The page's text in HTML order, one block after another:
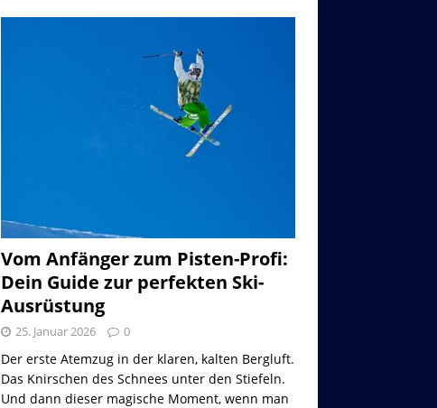
Vom Anfänger zum Pisten-Profi:
Dein Guide zur perfekten Ski-
Ausrüstung
25. Januar 2026 0
Der erste Atemzug in der klaren, kalten Bergluft.
Das Knirschen des Schnees unter den Stiefeln.
Und dann dieser magische Moment, wenn man